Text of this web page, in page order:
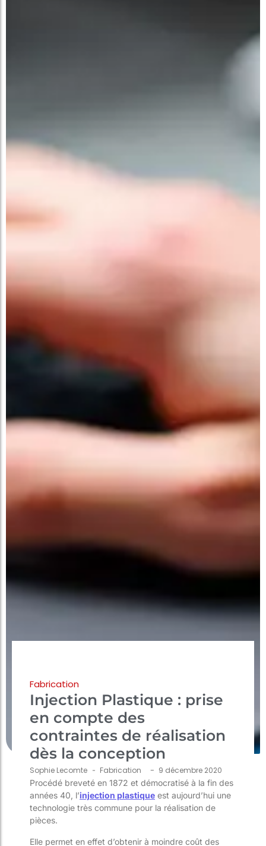
Fabrication
Injection Plastique : prise
en compte des
contraintes de réalisation
dès la conception
Sophie Lecomte - Fabrication - 9 décembre 2020
Procédé breveté en 1872 et démocratisé à la fin des
années 40, l’injection plastique est aujourd’hui une
technologie très commune pour la réalisation de
pièces.
Elle permet en effet d’obtenir à moindre coût des